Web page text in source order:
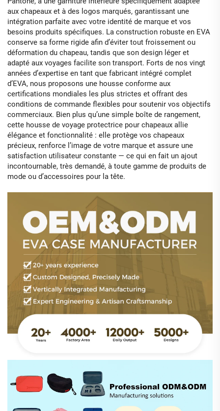
aux chapeaux et à des logos marqués, garantissant une
intégration parfaite avec votre identité de marque et vos
besoins produits spécifiques. La construction robuste en EVA
conserve sa forme rigide afin d’éviter tout froissement ou
déformation du chapeau, tandis que son design léger et
adapté aux voyages facilite son transport. Forts de nos vingt
années d’expertise en tant que fabricant intégré complet
d’EVA, nous proposons une housse conforme aux
certifications mondiales les plus strictes et offrant des
conditions de commande flexibles pour soutenir vos objectifs
commerciaux. Bien plus qu’une simple boîte de rangement,
cette housse de voyage protectrice pour chapeaux allie
élégance et fonctionnalité : elle protège vos chapeaux
précieux, renforce l’image de votre marque et assure une
satisfaction utilisateur constante — ce qui en fait un ajout
incontournable, très demandé, à toute gamme de produits de
mode ou d’accessoires pour la tête.